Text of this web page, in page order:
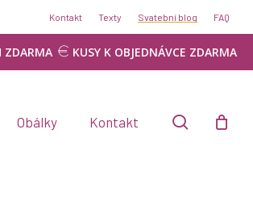
Kontakt Texty Svatební blog FAQ
ZDARMA KUSY K OBJEDNÁVCE ZDARMA
Obálky Kontakt search